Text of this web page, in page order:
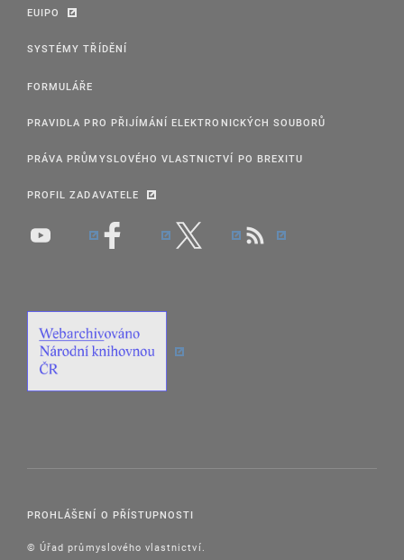
EUIPO
SYSTÉMY TŘÍDĚNÍ
FORMULÁŘE
PRAVIDLA PRO PŘIJÍMÁNÍ ELEKTRONICKÝCH SOUBORŮ
PRÁVA PRŮMYSLOVÉHO VLASTNICTVÍ PO BREXITU
PROFIL ZADAVATELE
PROHLÁŠENÍ O PŘÍSTUPNOSTI
© Úřad průmyslového vlastnictví.